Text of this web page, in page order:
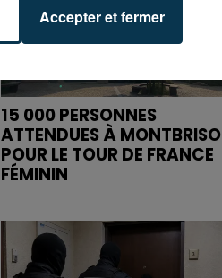
15 000 PERSONNES
ATTENDUES À
POUR LE TOUR DE FRANCE
FÉMININ
Accepter et fermer